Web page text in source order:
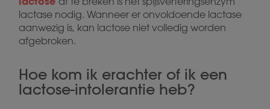
lactase nodig. Wanneer er onvoldoende lactase
aanwezig is, kan lactose niet volledig worden
afgebroken.
Hoe kom ik erachter of ik een
lactose-intolerantie heb?